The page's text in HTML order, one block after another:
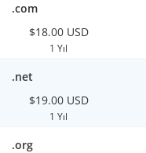
.com
$18.00 USD
1 Yıl
.net
$19.00 USD
1 Yıl
.org